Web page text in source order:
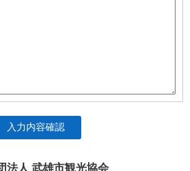
入力内容確認
法人 武雄市観光協会